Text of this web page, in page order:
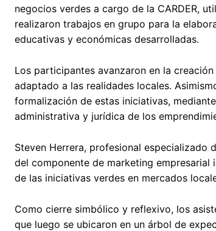
negocios verdes a cargo de la CARDER,
realizaron trabajos en grupo para la
educativas y económicas desarrolladas.
Los participantes avanzaron en la
adaptado a las realidades locales.
formalización de estas iniciativas,
administrativa y jurídica de los
Steven Herrera, profesional especializado
del componente de marketing
de las iniciativas verdes en mercados
Como cierre simbólico y reflexivo, los
que luego se ubicaron en un árbol de